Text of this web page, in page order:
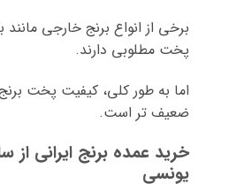
برخی از انواع برنج خارجی
پخت مطلوبی دارند.
اما به طور کلی، کیفیت پخت
ضعیف تر است.
خرید عمده برنج ایرانی از
یونسی